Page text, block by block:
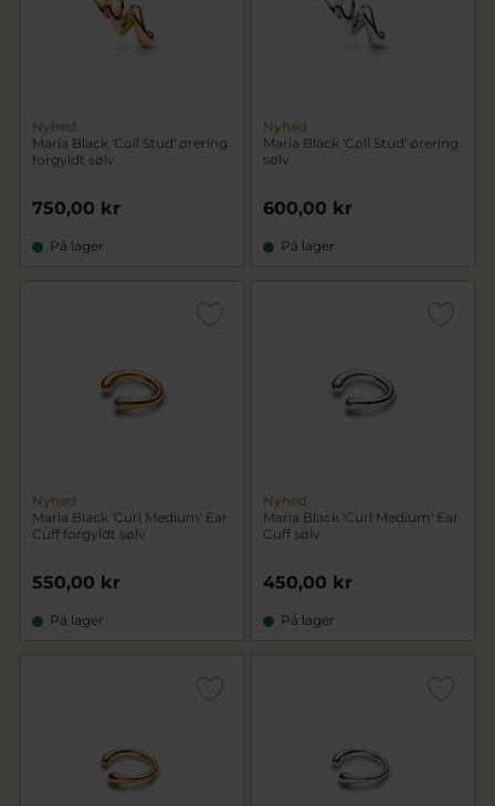
Nyhed
Maria Black 'Coil Stud' ørering
forgyldt sølv
750,00 kr
På lager
Nyhed
Maria Black 'Coil Stud' ørering
sølv
600,00 kr
På lager
Nyhed
Maria Black 'Curl Medium' Ear
Cuff forgyldt sølv
550,00 kr
På lager
Nyhed
Maria Black 'Curl Medium' Ear
Cuff sølv
450,00 kr
På lager